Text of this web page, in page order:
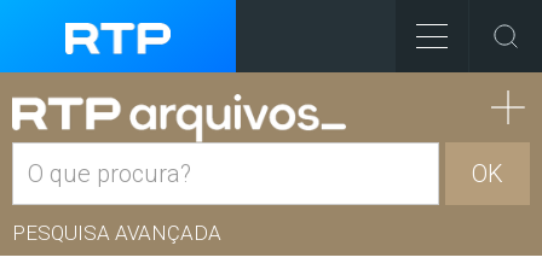
OK
PESQUISA AVANÇADA